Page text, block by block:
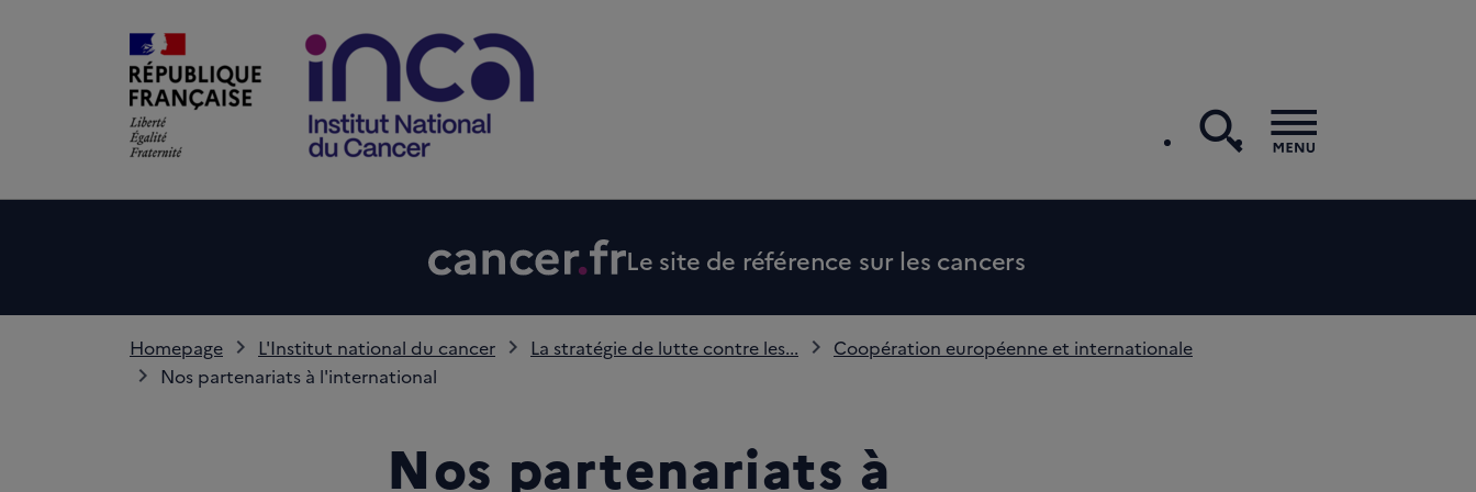
searchMenu
Le site de référence sur les cancers
Homepage L'Institut national du cancer La stratégie de lutte contre les...
Coopération européenne et internationale
Nos partenariats à l'international
Nos partenariats à